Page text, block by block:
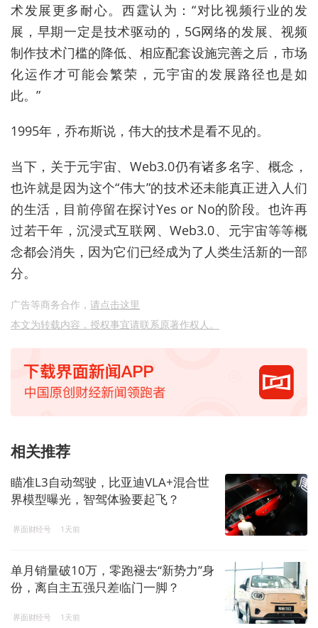
术发展更多耐心。西霆认为：“对比视频行业的发
展，早期一定是技术驱动的，5G网络的发展、视频
制作技术门槛的降低、相应配套设施完善之后，市场
化运作才可能会繁荣，元宇宙的发展路径也是如
此。”
1995年，乔布斯说，伟大的技术是看不见的。
当下，关于元宇宙、Web3.0仍有诸多名字、概念，
也许就是因为这个“伟大”的技术还未能真正进入人们
的生活，目前停留在探讨Yes or No的阶段。也许再
过若干年，沉浸式互联网、Web3.0、元宇宙等等概
念都会消失，因为它们已经成为了人类生活新的一部
分。
广告等商务合作， 请点击这里
本文为转载内容，授权事宜请联系原著作权人。
相关推荐
瞄准L3自动驾驶，比亚迪VLA+混合世
界模型曝光，智驾体验要起飞？
界面财经号 1天前
单月销量破10万，零跑褪去“新势力”身
份，离自主五强只差临门一脚？
界面财经号 1天前